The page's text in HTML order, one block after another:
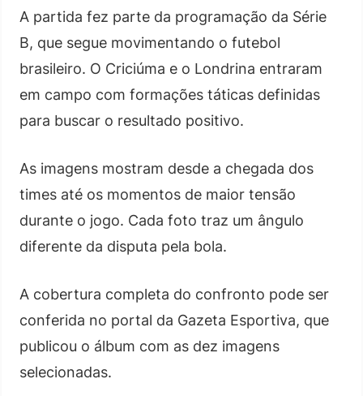
A partida fez parte da programação da Série
B, que segue movimentando o futebol
brasileiro. O Criciúma e o Londrina entraram
em campo com formações táticas definidas
para buscar o resultado positivo.
As imagens mostram desde a chegada dos
times até os momentos de maior tensão
durante o jogo. Cada foto traz um ângulo
diferente da disputa pela bola.
A cobertura completa do confronto pode ser
conferida no portal da Gazeta Esportiva, que
publicou o álbum com as dez imagens
selecionadas.